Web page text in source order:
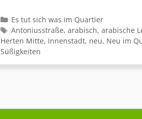
Kategorien
Es tut sich was im Quartier
Schlagwörter
Antoniusstraße,arabisch,arabische
Herten Mitte, Innenstadt, neu, Neu im
Süßigkeiten